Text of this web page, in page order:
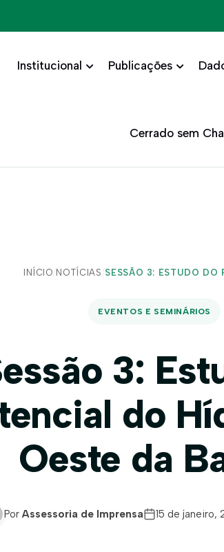
Institucional Publicações
Cerrado sem
INÍCIO/ NOTÍCIAS /SESSÃO 3: ESTUDO DO
EVENTOS E SEMINÁRIOS
3:
do
Oeste da
Por Assessoria de Imprensa 15 de janeiro,